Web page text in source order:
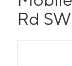
Rd SW